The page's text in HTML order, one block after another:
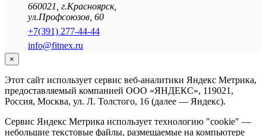
660021 г.Красноярск,
ул.Профсоюзов, 60
+7(391) 277-44-44
info@fitnex.ru
×
Этот сайт использует сервис веб-аналитики Яндекс Метрика,
предоставляемый компанией ООО «ЯНДЕКС», 119021,
Россия, Москва, ул. Л. Толстого, 16 (далее — Яндекс).
Сервис Яндекс Метрика использует технологию "cookie" —
небольшие текстовые файлы, размещаемые на компьютере